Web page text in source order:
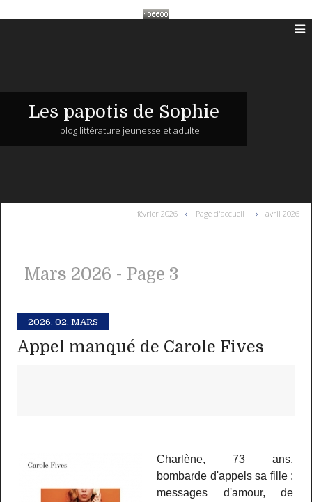
Les papotis de Sophie
blog littérature jeunesse et adulte
février 2026 Page d'accueil avril 2026
Mars 2026 - Page 3
2026. 02. MARS
Appel manqué de Carole Fives
Charlène, 73 ans,
bombarde d'appels sa fille :
messages d'amour, de